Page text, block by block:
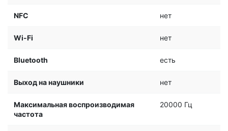
NFC нет
Wi-Fi нет
Bluetooth есть
Выход на наушники нет
Максимальная воспроизводимая
частота
20000 Гц